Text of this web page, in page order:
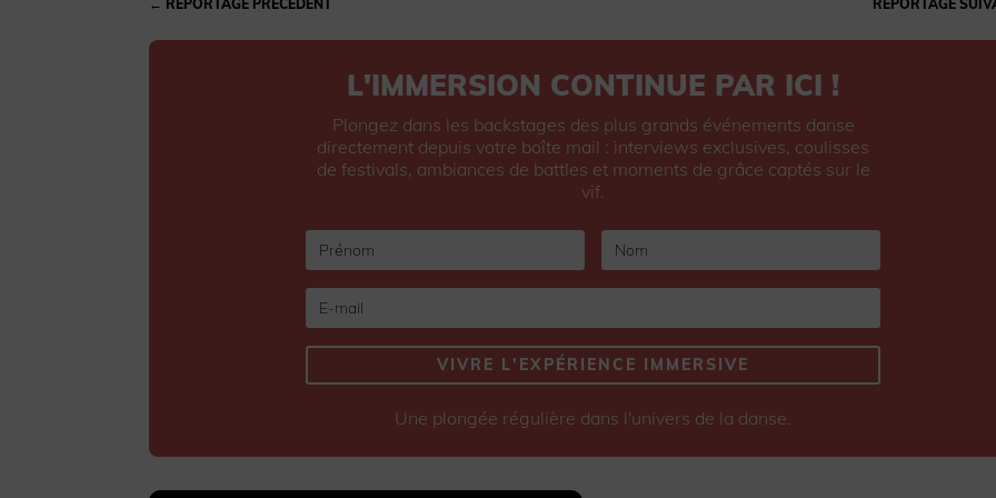
← REPORTAGE PRÉCÉDENT REPORTAGE
L'IMMERSION CONTINUE PAR ICI !
Plongez dans les backstages des plus grands événements danse
directement depuis votre boîte mail : interviews exclusives, coulisses
de festivals, ambiances de battles et moments de grâce captés sur le
vif.
VIVRE L'EXPÉRIENCE IMMERSIVE
Une plongée régulière dans l'univers de la danse.